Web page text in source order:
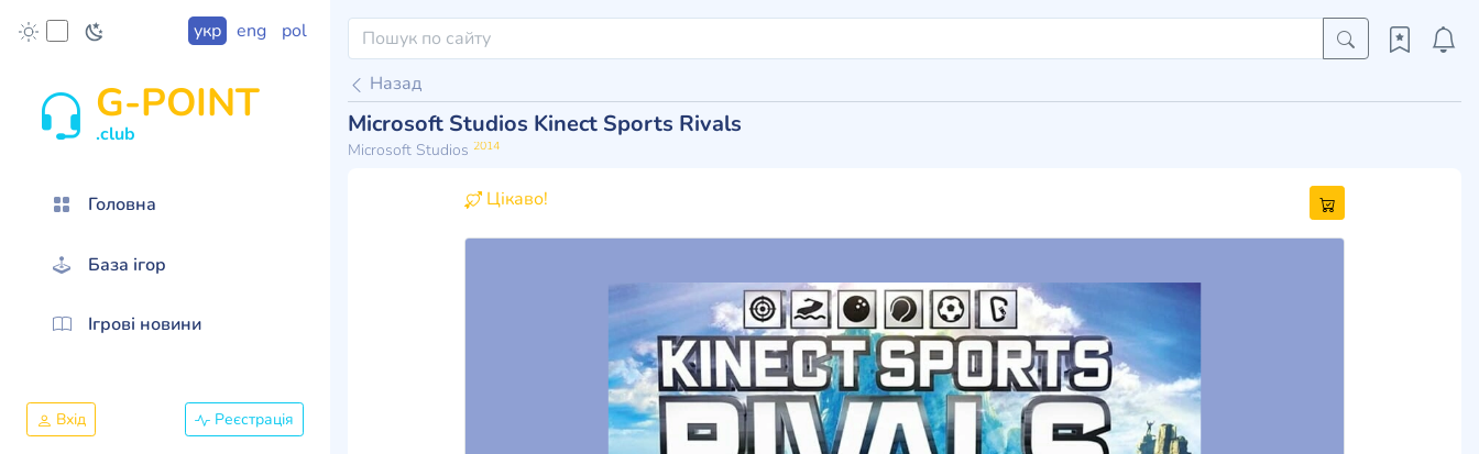
укр eng pol
G-POINT
.club
Головна
База ігор
Ігрові новини
Вхід Реєстрація
Назад
Microsoft Studios Kinect Sports Rivals
Microsoft Studios 2014
Цікаво!